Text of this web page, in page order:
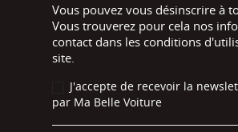
Vous pouvez vous désinscrire à
Vous trouverez pour cela nos
contact dans les conditions
site.
J'accepte de recevoir la
par Ma Belle Voiture